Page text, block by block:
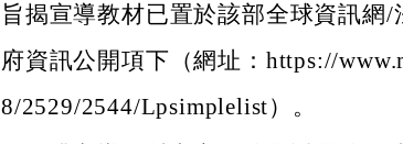
旨揭宣導教材已置於該部全球資訊網
府資訊公開項下（網址：https://
8/2529/2544/Lpsimplelist）。